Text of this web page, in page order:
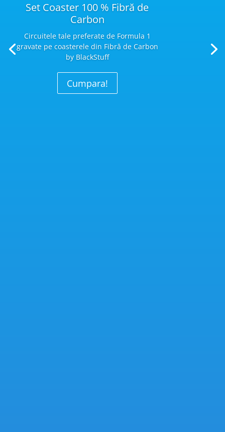
Set Coaster 100 % Fibră de
Carbon
Circuitele tale preferate de Formula 1
gravate pe coasterele din Fibră de Carbon
by BlackStuff
Cumpara!